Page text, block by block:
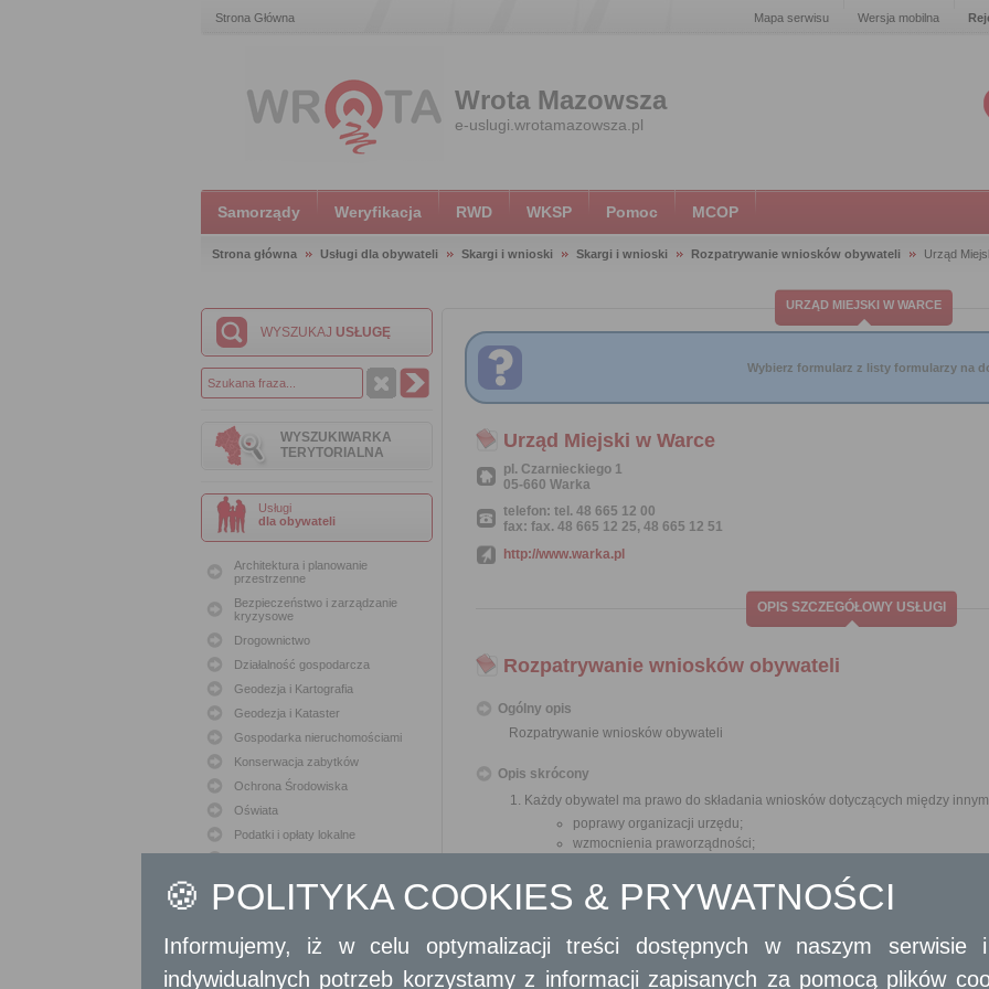
Strona Główna Mapa serwisu Wersja mobilna
Wrota Mazowsza
e-uslugi.wrotamazowsza.pl
Samorządy Weryfikacja RWD WKSP Pomoc MCOP
Strona główna Usługi dla obywateli Skargi i wnioski Skargi i wnioski Rozpatrywanie wniosków obywateli Urząd
WYSZUKAJ USŁUGĘ
WYSZUKIWARKA
TERYTORIALNA
Usługi
dla obywateli
Architektura i planowanie
przestrzenne
Bezpieczeństwo i zarządzanie
kryzysowe
Drogownictwo
Działalność gospodarcza
Geodezja i Kartografia
Geodezja i Kataster
Gospodarka nieruchomościami
Konserwacja zabytków
Ochrona Środowiska
Oświata
Podatki i opłaty lokalne
Polityka społeczna
Skargi i wnioski
Sprawy komunalne
Sprawy komunikacyjne
URZĄD MIEJSKI W WARCE
Wybierz formularz z listy formularzy na
Urząd Miejski w Warce
pl. Czarnieckiego 1
05-660 Warka
telefon: tel. 48 665 12 00
fax: fax. 48 665 12 25, 48 665 12 51
http://www.warka.pl
OPIS SZCZEGÓŁOWY USŁUGI
Rozpatrywanie wniosków obywateli
Ogólny opis
Rozpatrywanie wniosków obywateli
Opis skrócony
Każdy obywatel ma prawo do składania wniosków dotyczących między
poprawy organizacji urzędu;
wzmocnienia praworządności;
ochrony własności;
lepszego zaspokajania potrzeb ludności.
wnioskodawcy, na piśmie utrwalonym w postaci papierowej,
Wnioski mogą być składane do organów państwowych, organów
🍪 POLITYKA COOKIES & PRYWATNOŚCI
Informujemy, iż w celu optymalizacji treści dostępnych w naszym serwisie
indywidualnych potrzeb korzystamy z informacji zapisanych za pomocą plików